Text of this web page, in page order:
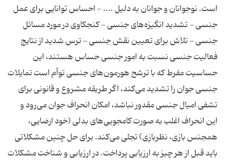
است. نوجوانان و جوانان به دلیل .... - احساس توانایی برای عمل
جنسی - تشدید انگیزه‌های جنسی - کنجکاوی در مورد مسائل
جنسی - تلاش برای تعیین نقش جنسی - ترس شدید از نتایج
فعالیت جنسی نسبت به امور جنسی حساس هستند، این
حساسیت مفرط که با ترشح هورمون‌های جنسی توأم است تمایلات
جنسی جوان را تشدید می‌کند، اگر طریقه مشروع و قانونی برای
تشفی امیال جنسی مقدور نباشد، امکان انحراف جوان می‌رود و
این انحراف اغلب به صورت کامجویی‌های بدلی (خود ارضایی،
همجنس بازی، نظربازی) تجلی می‌کند. برای حل چنین مشکلاتی
باید قبل از هر چیز به ارزیابی پرداخت. در ارزیابی و شناخت مشکلات